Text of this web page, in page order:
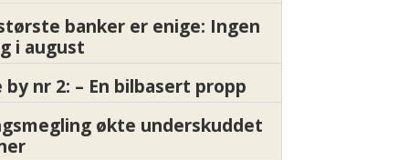
banker er enige: Ingen
i august
nr 2: – En bilbasert propp
økte underskuddet